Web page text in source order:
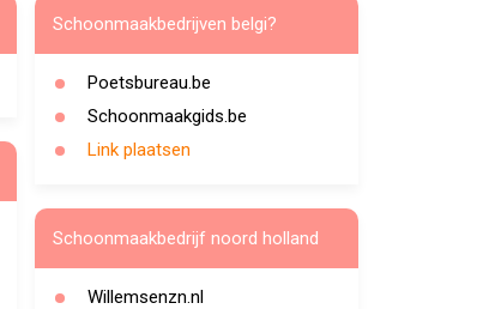
Schoonmaakbedrijven belgi?
Poetsbureau.be
Schoonmaakgids.be
Link plaatsen
Schoonmaakbedrijf noord holland
Willemsenzn.nl